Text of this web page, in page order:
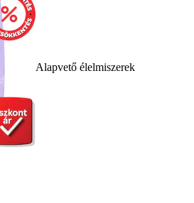
Alapvető élelmiszerek